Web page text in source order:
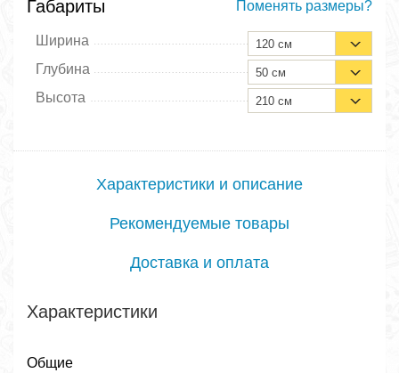
Габариты Поменять размеры?
Ширина 120 см
Глубина 50 см
Высота 210 см
Характеристики и описание
Рекомендуемые товары
Доставка и оплата
Характеристики
Общие